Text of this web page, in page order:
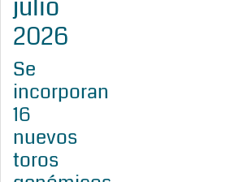
julio
2026
Se
incorporan
16
nuevos
toros